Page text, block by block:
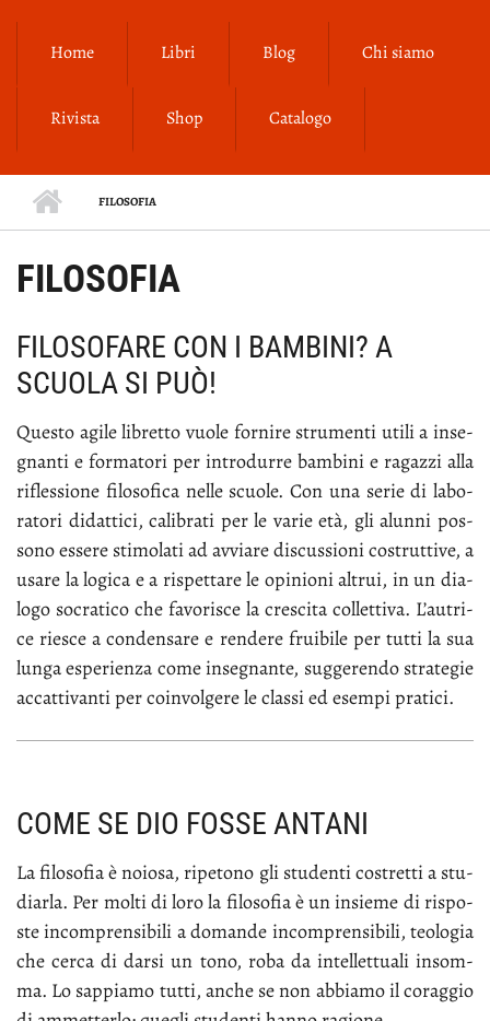
Home Libri Blog Chi siamo
Rivista Shop Catalogo
FILOSOFIA
FILOSOFIA
FILOSOFARE CON I BAMBINI? A
SCUOLA SI PUÒ!
Que­sto agi­le li­bret­to vuo­le for­ni­re stru­men­ti uti­li a in­se­
gnan­ti e for­ma­to­ri per in­tro­dur­re bam­bi­ni e ra­gaz­zi al­la
ri­fles­sio­ne fi­lo­so­fi­ca nel­le scuo­le. Con una se­rie di la­bo­
ra­to­ri di­dat­ti­ci, ca­li­bra­ti per le va­rie età, gli alun­ni pos­
so­no es­se­re sti­mo­la­ti ad av­via­re di­scus­sio­ni co­strut­ti­ve, a
usa­re la lo­gi­ca e a ri­spet­ta­re le opi­nio­ni al­trui, in un dia­
lo­go so­cra­ti­co che fa­vo­ri­sce la cre­sci­ta col­let­ti­va. L’au­tri­
ce rie­sce a con­den­sa­re e ren­de­re frui­bi­le per tut­ti la sua
lun­ga espe­rien­za co­me in­se­gnan­te, sug­ge­ren­do stra­te­gie
ac­cat­ti­van­ti per coin­vol­ge­re le clas­si ed esem­pi pra­ti­ci.
COME SE DIO FOSSE ANTANI
La fi­lo­so­fia è no­io­sa, ri­pe­to­no gli stu­den­ti co­stret­ti a stu­
diar­la. Per mol­ti di lo­ro la fi­lo­so­fia è un in­sie­me di ri­spo­
ste in­com­pren­si­bi­li a do­man­de in­com­pren­si­bi­li, teo­lo­gia
che cer­ca di dar­si un to­no, ro­ba da in­tel­let­tua­li in­som­
ma. Lo sap­pia­mo tut­ti, an­che se non ab­bia­mo il co­rag­gio